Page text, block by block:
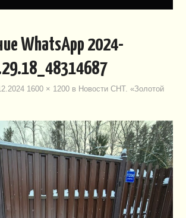
WhatsApp 2024-
1600 × 1200 в Новости СНТ. «Золотой